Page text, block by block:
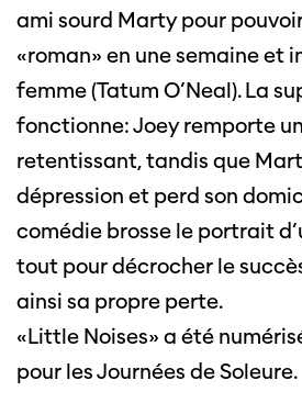
ami sourd Marty pour
«roman» en une semaine et
femme (Tatum O’Neal). La
fonctionne: Joey remporte
retentissant, tandis que
dépression et perd son
comédie brosse le portrait
tout pour décrocher le
ainsi sa propre perte.
«Little Noises» a été
pour les Journées de Soleure.